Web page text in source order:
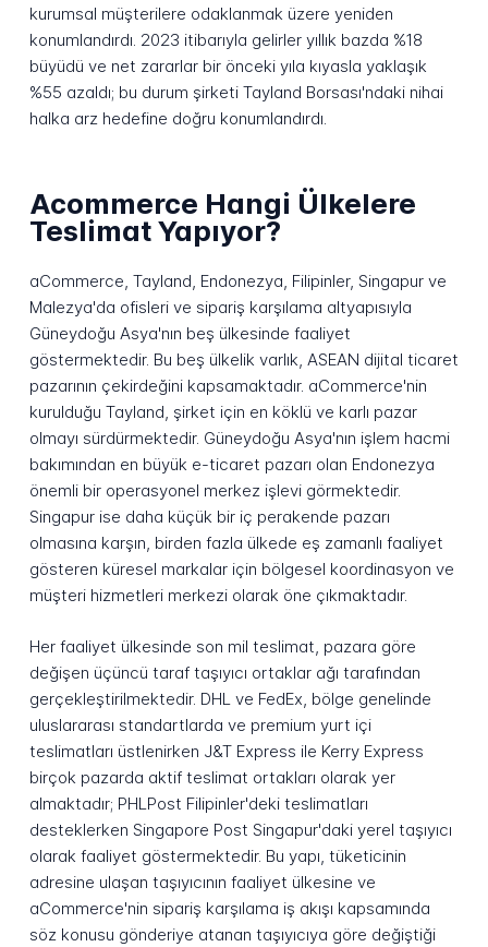
kurumsal müşterilere odaklanmak üzere yeniden
konumlandırdı. 2023 itibarıyla gelirler yıllık bazda %18
büyüdü ve net zararlar bir önceki yıla kıyasla yaklaşık
%55 azaldı; bu durum şirketi Tayland Borsası'ndaki nihai
halka arz hedefine doğru konumlandırdı.
Acommerce Hangi Ülkelere
Teslimat Yapıyor?
aCommerce, Tayland, Endonezya, Filipinler, Singapur ve
Malezya'da ofisleri ve sipariş karşılama altyapısıyla
Güneydoğu Asya'nın beş ülkesinde faaliyet
göstermektedir. Bu beş ülkelik varlık, ASEAN dijital ticaret
pazarının çekirdeğini kapsamaktadır. aCommerce'nin
kurulduğu Tayland, şirket için en köklü ve karlı pazar
olmayı sürdürmektedir. Güneydoğu Asya'nın işlem hacmi
bakımından en büyük e-ticaret pazarı olan Endonezya
önemli bir operasyonel merkez işlevi görmektedir.
Singapur ise daha küçük bir iç perakende pazarı
olmasına karşın, birden fazla ülkede eş zamanlı faaliyet
gösteren küresel markalar için bölgesel koordinasyon ve
müşteri hizmetleri merkezi olarak öne çıkmaktadır.
Her faaliyet ülkesinde son mil teslimat, pazara göre
değişen üçüncü taraf taşıyıcı ortaklar ağı tarafından
gerçekleştirilmektedir. DHL ve FedEx, bölge genelinde
uluslararası standartlarda ve premium yurt içi
teslimatları üstlenirken J&T Express ile Kerry Express
birçok pazarda aktif teslimat ortakları olarak yer
almaktadır; PHLPost Filipinler'deki teslimatları
desteklerken Singapore Post Singapur'daki yerel taşıyıcı
olarak faaliyet göstermektedir. Bu yapı, tüketicinin
adresine ulaşan taşıyıcının faaliyet ülkesine ve
aCommerce'nin sipariş karşılama iş akışı kapsamında
söz konusu gönderiye atanan taşıyıcıya göre değiştiği